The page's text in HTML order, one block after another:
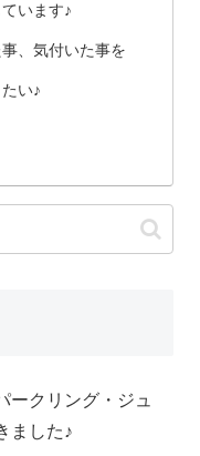
います♪
、気付いた事を
い♪
ークリング・ジュ
ました♪